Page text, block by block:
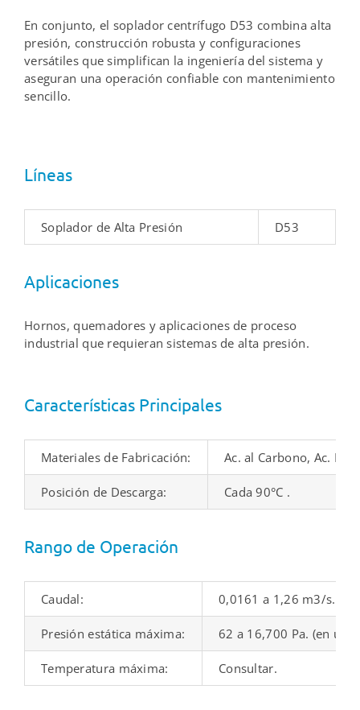
En conjunto, el soplador centrífugo D53 combina alta
presión, construcción robusta y configuraciones
versátiles que simplifican la ingeniería del sistema y
aseguran una operación confiable con mantenimiento
sencillo.
Líneas
Soplador de Alta Presión D53
Aplicaciones
Hornos, quemadores y aplicaciones de proceso
industrial que requieran sistemas de alta presión.
Características Principales
Materiales de Fabricación: Ac. al Carbono, Ac.
Posición de Descarga: Cada 90°C .
Rango de Operación
Caudal: 0,0161 a 1,26 m3/s.
Presión estática máxima: 62 a 16,700 Pa. (en una
Temperatura máxima: Consultar.